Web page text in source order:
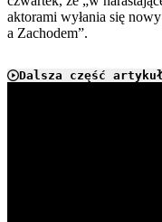
aktorami wyłania się
a Zachodem”.
Dalsza część